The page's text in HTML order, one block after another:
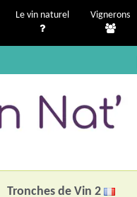
Le vin naturel Vignerons
Tronches de Vin 2